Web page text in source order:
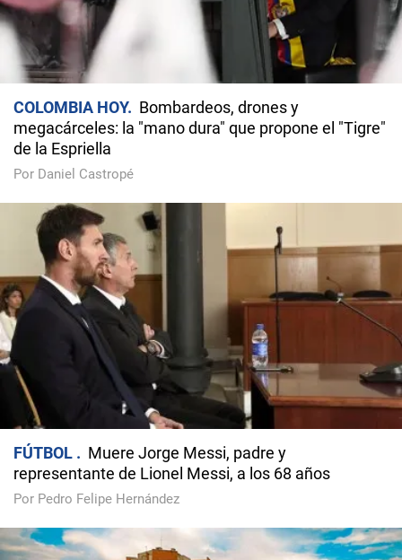
COLOMBIA HOY
Bombardeos, drones y
megacárceles: la "mano dura" que propone el "Tigre"
de la Espriella
Por Daniel Castropé
FÚTBOL
Muere Jorge Messi, padre y
representante de Lionel Messi, a los 68 años
Por Pedro Felipe Hernández